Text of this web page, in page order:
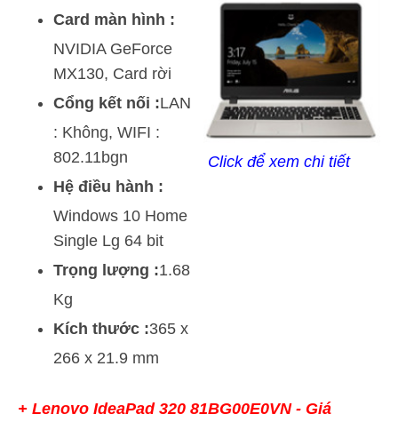
Card màn hình :
NVIDIA GeForce
MX130, Card rời
Cổng kết nối :LAN
: Không, WIFI :
802.11bgn
Hệ điều hành :
Windows 10 Home
Single Lg 64 bit
Trọng lượng :1.68
Kg
Kích thước :365 x
266 x 21.9 mm
Click để xem chi tiết
+ Lenovo IdeaPad 320 81BG00E0VN - Giá